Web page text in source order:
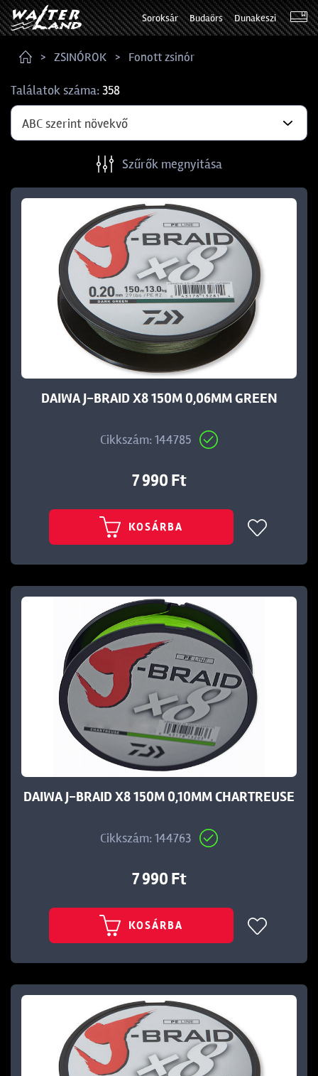
Soroksár Budaörs Dunakeszi
ZSINÓROK Fonott zsinór
Találatok száma:358
ABC szerint növekvő
Szűrők megnyitása
DAIWA J-BRAID X8 150M 0,06MM GREEN
Cikkszám: 144785
7 990 Ft
KOSÁRBA
DAIWA J-BRAID X8 150M 0,10MM CHARTREUSE
Cikkszám: 144763
7 990 Ft
KOSÁRBA